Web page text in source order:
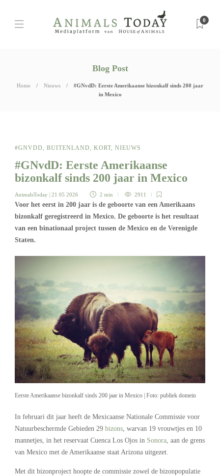
0
Blog Post
Home Nieuws
#GNvdD: Eerste Amerikaanse bizonkalf sinds 200 jaar
in Mexico
#GNVDD, BUITENLAND, KORT, NIEUWS
#GNvdD: Eerste Amerikaanse
bizonkalf sinds 200 jaar in Mexico
AnimalsToday | 21 05 2026 2 min 2911
Voor het eerst in 200 jaar is de geboorte van een Amerikaans
bizonkalf geregistreerd in Mexico. De geboorte is het resultaat
van een binationaal project tussen de Mexico en de Verenigde
Staten.
Eerste Amerikaanse bizonkalf sinds 200 jaar in Mexico | Foto: publiek domein
In februari dit jaar heeft de Mexicaanse Nationale Commissie voor
Natuurbeschermde Gebieden 29 bizons, warvan 19 vrouwtjes en 10
mannetjes, in het reservaat Cuenca Los Ojos in Sonora, aan de grens
van Mexico met de Amerikaanse staat Arizona uitgezet.
Met dit bizonproject hoopte de commissie zowel de bizonpopulatie